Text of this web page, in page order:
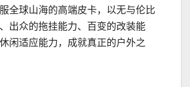
全球山海的高端皮卡，以无与伦比
出众的拖挂能力、百变的改装能
闲适应能力，成就真正的户外之